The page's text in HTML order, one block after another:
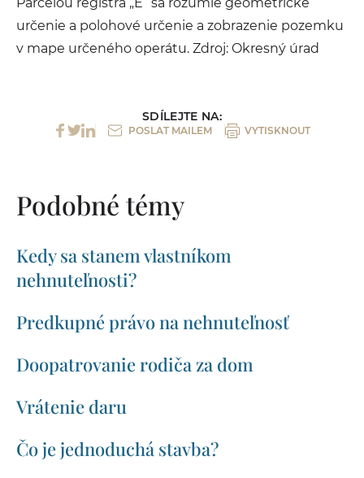
určenie a polohové určenie a zobrazenie pozemku
v mape určeného operátu. Zdroj: Okresný úrad
SDÍLEJTE NA:
POSLAT MAILEM VYTISKNOUT
Podobné témy
Kedy sa stanem vlastníkom
nehnuteľnosti?
Predkupné právo na nehnuteľnosť
Doopatrovanie rodiča za dom
Vrátenie daru
Čo je jednoduchá stavba?